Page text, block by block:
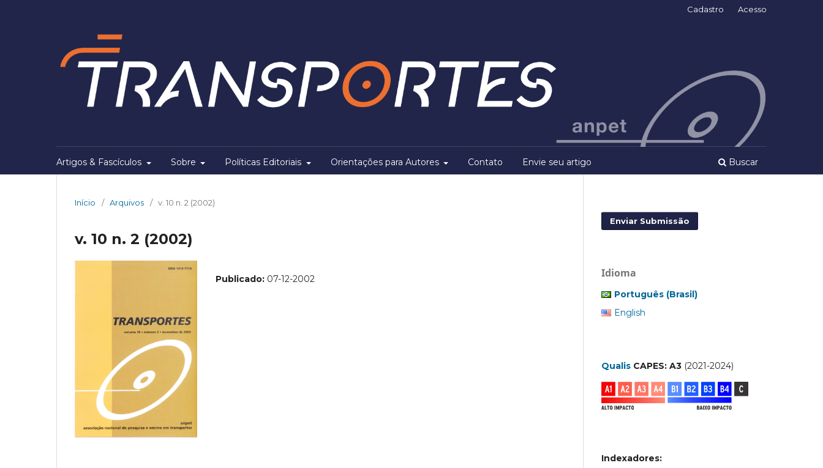
Artigos & Fascículos Sobre Políticas Editoriais Orientações para Autores Contato Envie seu artigo Buscar
Cadastro Acesso
Início / Arquivos / v. 10 n. 2 (2002)
v. 10 n. 2 (2002)
Publicado: 07-12-2002
Enviar Submissão
Idioma
Português (Brasil)
English
Qualis CAPES: A3 (2021-2024)
Indexadores: